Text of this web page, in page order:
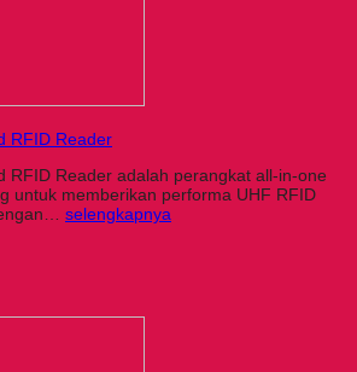
RFID Reader
RFID Reader adalah perangkat all-in-one
untuk memberikan performa UHF RFID
selengkapnya